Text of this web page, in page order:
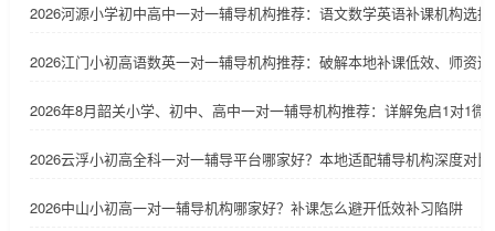
2026河源小学初中高中一对一辅导机构推荐：语文数学英语补课机构选
2026江门小初高语数英一对一辅导机构推荐：破解本地补课低效、师资
2026年8月韶关小学、初中、高中一对一辅导机构推荐：详解兔启1对1微
2026云浮小初高全科一对一辅导平台哪家好？本地适配辅导机构深度对比
2026中山小初高一对一辅导机构哪家好？补课怎么避开低效补习陷阱